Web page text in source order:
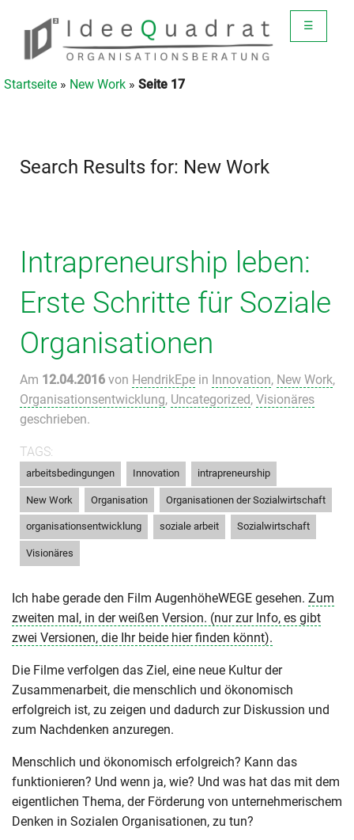
☰
Startseite » New Work » Seite 17
Search Results for: New Work
Intrapreneurship leben:
Erste Schritte für Soziale
Organisationen
Am 12.04.2016 von HendrikEpe in Innovation, New Work,
Organisationsentwicklung, Uncategorized, Visionäres
geschrieben.
TAGS:
arbeitsbedingungen Innovation intrapreneurship
New Work Organisation Organisationen der Sozialwirtschaft
organisationsentwicklung soziale arbeit Sozialwirtschaft
Visionäres
Ich habe gerade den Film AugenhöheWEGE gesehen. Zum
zweiten mal, in der weißen Version. (nur zur Info, es gibt
zwei Versionen, die Ihr beide hier finden könnt).
Die Filme verfolgen das Ziel, eine neue Kultur der
Zusammenarbeit, die menschlich und ökonomisch
erfolgreich ist, zu zeigen und dadurch zur Diskussion und
zum Nachdenken anzuregen.
Menschlich und ökonomisch erfolgreich? Kann das
funktionieren? Und wenn ja, wie? Und was hat das mit dem
eigentlichen Thema, der Förderung von unternehmerischem
Denken in Sozialen Organisationen, zu tun?